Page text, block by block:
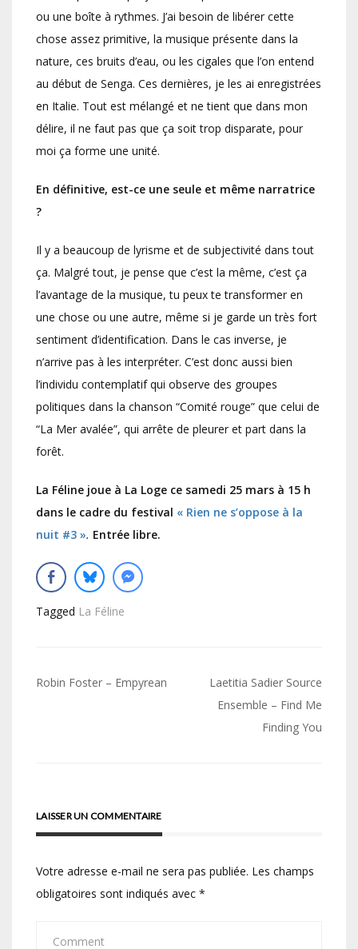
ou une boîte à rythmes. J’ai besoin de libérer cette
chose assez primitive, la musique présente dans la
nature, ces bruits d’eau, ou les cigales que l’on entend
au début de Senga. Ces dernières, je les ai enregistrées
en Italie. Tout est mélangé et ne tient que dans mon
délire, il ne faut pas que ça soit trop disparate, pour
moi ça forme une unité.
En définitive, est-ce une seule et même narratrice
?
Il y a beaucoup de lyrisme et de subjectivité dans tout
ça. Malgré tout, je pense que c’est la même, c’est ça
l’avantage de la musique, tu peux te transformer en
une chose ou une autre, même si je garde un très fort
sentiment d’identification. Dans le cas inverse, je
n’arrive pas à les interpréter. C’est donc aussi bien
l’individu contemplatif qui observe des groupes
politiques dans la chanson “Comité rouge” que celui de
“La Mer avalée”, qui arrête de pleurer et part dans la
forêt.
La Féline joue à La Loge ce samedi 25 mars à 15 h
dans le cadre du festival « Rien ne s’oppose à la
nuit #3 ». Entrée libre.
Tagged La Féline
Navigation
Robin Foster – Empyrean
Laetitia Sadier Source
Ensemble – Find Me
Finding You
LAISSER UN COMMENTAIRE
Votre adresse e-mail ne sera pas publiée. Les champs
obligatoires sont indiqués avec *